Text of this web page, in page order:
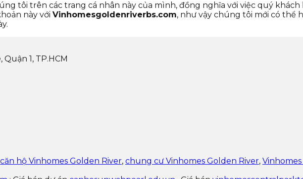
tôi trên các trang cá nhân này của mình, đồng nghĩa với việc quý khách
này với Vinhomesgoldenriverbs.com, như vậy chúng tôi mới có thể
1, TP.HCM
căn hộ Vinhomes Golden River, chung cư Vinhomes Golden River, Vinhomes